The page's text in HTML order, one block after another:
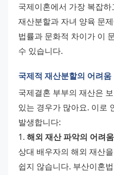
국제이혼에서 가장 복잡
재산분할과 자녀 양육 문
법률과 문화적 차이가 이
수 있습니다.
국제적 재산분할의 어려움
국제결혼 부부의 재산은
있는 경우가 많아요. 이로
발생합니다:
1. 해외 재산 파악의 어려움
상대 배우자의 해외 재산
쉽지 않습니다. 부산이혼